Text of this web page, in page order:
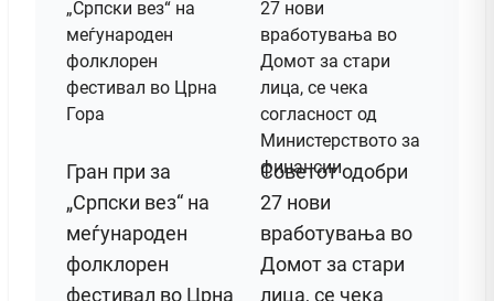
Гран при за
„Српски вез“ на
меѓународен
фолклорен
фестивал во Црна
Советот одобри
27 нови
вработувања во
Домот за стари
лица, се чека